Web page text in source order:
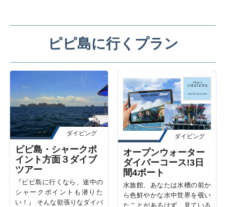
ピピ島に行くプラン
ダイビング
ピピ島・シャークポ
イント方面３ダイブ
ツアー
『ピピ島に行くなら、途中の
シャークポイントも潜りた
い！』 そんな欲張りなダイバ
ダイビング
オープンウォーター
ダイバーコース!3日
間4ボート
水族館、あなたは水槽の前か
ら色鮮やかな水中世界を覗い